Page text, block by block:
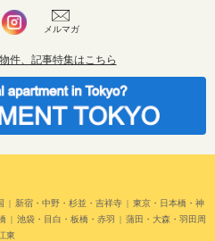
新宿・中野・杉並・吉祥寺
東京・日本橋・神
池袋・目白・板橋・赤羽
蒲田・大森・羽田周
東
メルマガ
件、記事特集はこちら